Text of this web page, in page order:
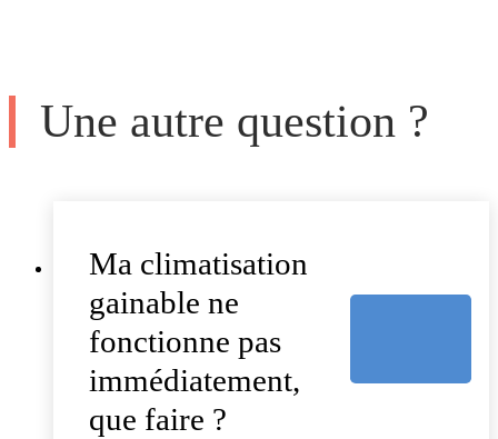
Une autre question ?
Ma climatisation
gainable ne
fonctionne pas
immédiatement,
que faire ?